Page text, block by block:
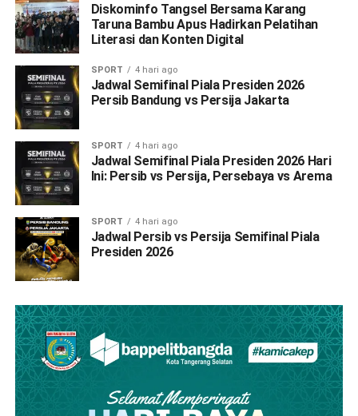
Diskominfo Tangsel Bersama Karang
Taruna Bambu Apus Hadirkan Pelatihan
Literasi dan Konten Digital
SPORT 4 hari ago
Jadwal Semifinal Piala Presiden 2026
Persib Bandung vs Persija Jakarta
SPORT 4 hari ago
Jadwal Semifinal Piala Presiden 2026 Hari
Ini: Persib vs Persija, Persebaya vs Arema
SPORT 4 hari ago
Jadwal Persib vs Persija Semifinal Piala
Presiden 2026